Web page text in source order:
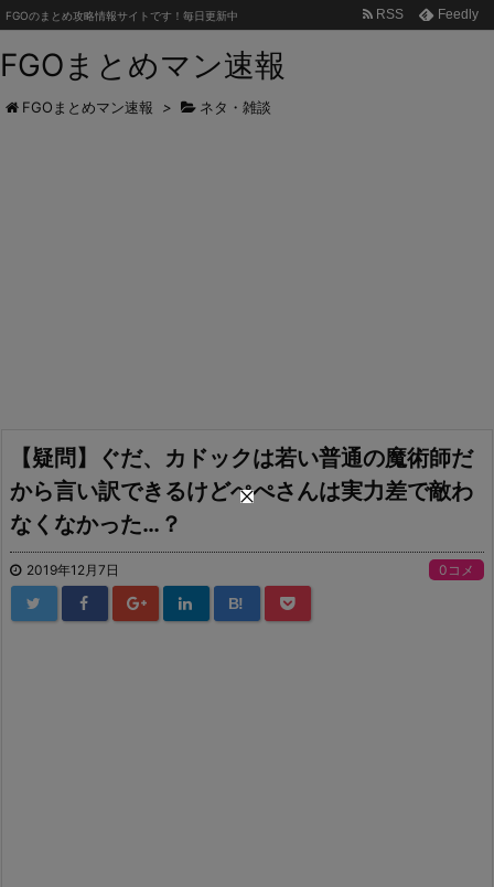
FGOまとめマン速報
FGOのまとめ攻略情報サイトです！毎日更新中 RSS Feedly
FGOまとめマン速報 > ネタ・雑談
【疑問】ぐだ、カドックは若い普通の魔術師だ
から言い訳できるけどぺぺさんは実力差で敵わ
なくなかった…？
2019年12月7日 0コメ
B!